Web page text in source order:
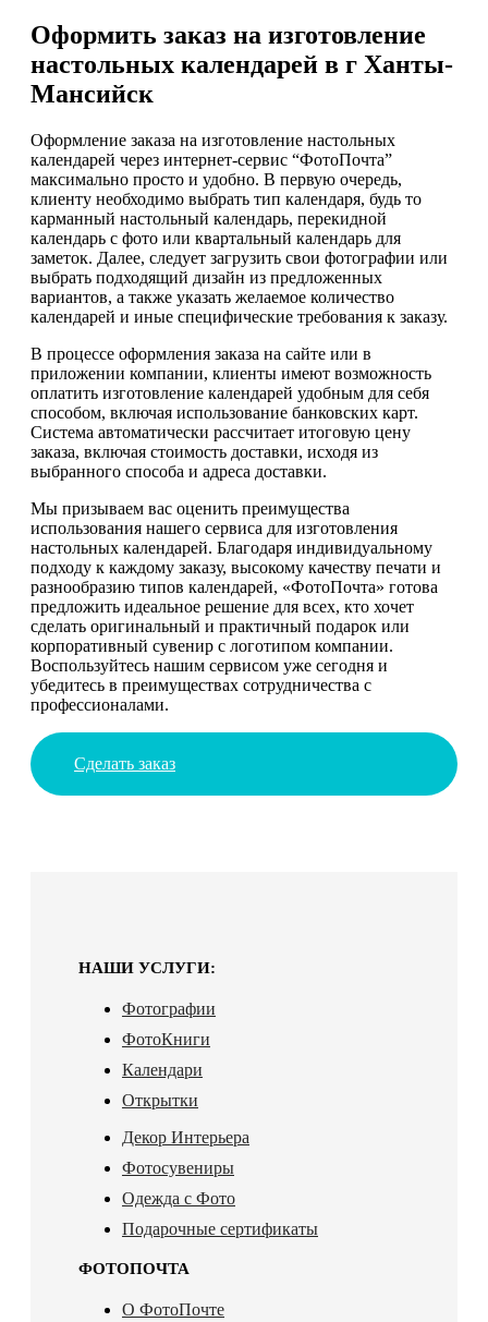
Оформить заказ на изготовление
настольных календарей в г Ханты-
Мансийск
Оформление заказа на изготовление настольных
календарей через интернет-сервис “ФотоПочта”
максимально просто и удобно. В первую очередь,
клиенту необходимо выбрать тип календаря, будь то
карманный настольный календарь, перекидной
календарь с фото или квартальный календарь для
заметок. Далее, следует загрузить свои фотографии или
выбрать подходящий дизайн из предложенных
вариантов, а также указать желаемое количество
календарей и иные специфические требования к заказу.
В процессе оформления заказа на сайте или в
приложении компании, клиенты имеют возможность
оплатить изготовление календарей удобным для себя
способом, включая использование банковских карт.
Система автоматически рассчитает итоговую цену
заказа, включая стоимость доставки, исходя из
выбранного способа и адреса доставки.
Мы призываем вас оценить преимущества
использования нашего сервиса для изготовления
настольных календарей. Благодаря индивидуальному
подходу к каждому заказу, высокому качеству печати и
разнообразию типов календарей, «ФотоПочта» готова
предложить идеальное решение для всех, кто хочет
сделать оригинальный и практичный подарок или
корпоративный сувенир с логотипом компании.
Воспользуйтесь нашим сервисом уже сегодня и
убедитесь в преимуществах сотрудничества с
профессионалами.
Сделать заказ
НАШИ УСЛУГИ:
Фотографии
ФотоКниги
Календари
Открытки
Декор Интерьера
Фотосувениры
Одежда с Фото
Подарочные сертификаты
ФОТОПОЧТА
О ФотоПочте